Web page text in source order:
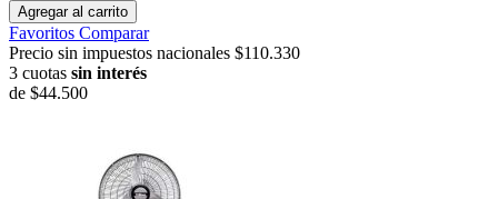
Agregar al carrito
Favoritos Comparar
Precio sin impuestos nacionales $110.330
3 cuotas sin interés
de $44.500